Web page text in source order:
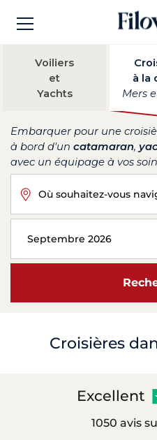
Voiliers
et
Yachts
à la
Mers
Embarquer pour une
à bord d'un catamaran,
avec un équipage à vos
Où souhaitez-vous
Septembre 2026
Croisières
Excellent
1050 avis